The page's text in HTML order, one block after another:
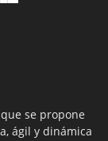
se propone
ágil y dinámica